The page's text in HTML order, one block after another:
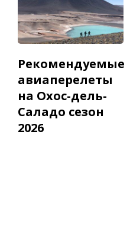
Рекомендуемые
авиаперелеты
на Охос-дель-
Саладо сезон
2026